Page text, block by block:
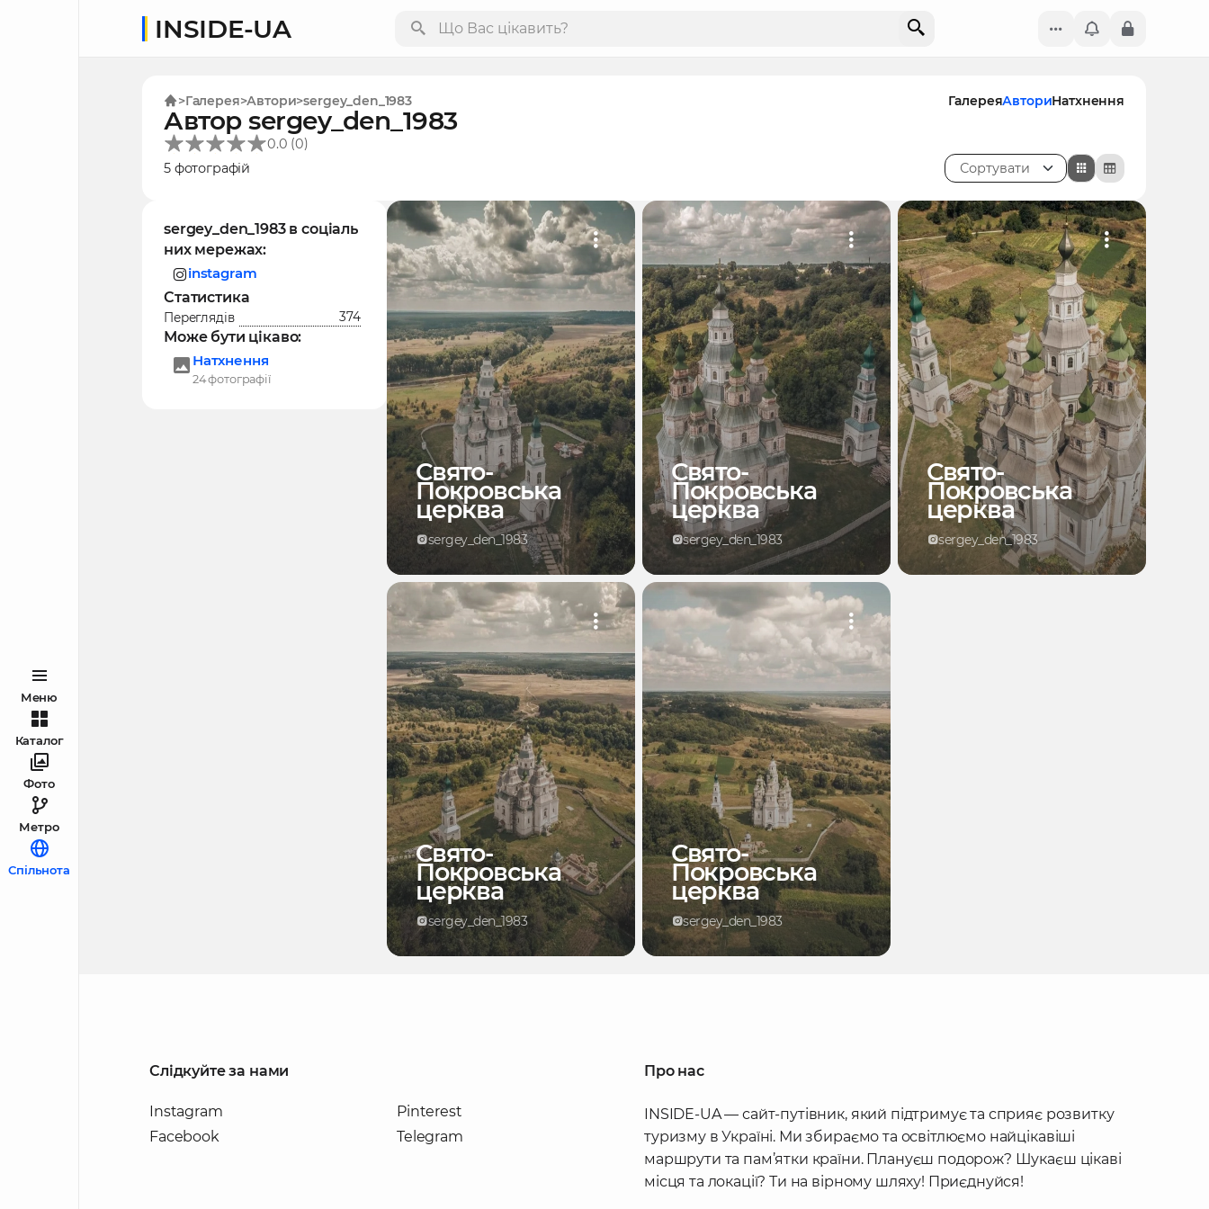
Меню
Каталог
Фото
Метро
Спільнота
INSIDE-UA
Галерея Автори sergey_den_1983 ГалереяАвториНатхнення
Автор sergey_den_1983
0.0 (0)
5 фотографій
Сортувати
sergey_den_1983 в соціаль
них мережах:
instagram
Статистика
Переглядів 374
Може бути цікаво:
Натхнення
24 фотографії
Свято-
Покровська
церква
sergey_den_1983
Свято-
Покровська
церква
sergey_den_1983
Свято-
Покровська
церква
sergey_den_1983
Свято-
Покровська
церква
sergey_den_1983
Свято-
Покровська
церква
sergey_den_1983
Слідкуйте за нами
Instagram
Facebook
Pinterest
Telegram
Про нас
INSIDE-UA — сайт-путівник, який підтримує та сприяє розвитку
туризму в Україні. Ми збираємо та освітлюємо найцікавіші
маршрути та пам’ятки країни. Плануєш подорож? Шукаєш цікаві
місця та локації? Ти на вірному шляху! Приєднуйся!